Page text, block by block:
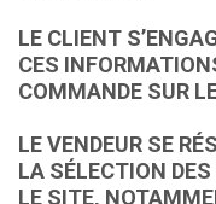
LE CLIENT
CES
COMMANDE SUR
LE VENDEUR SE
LA SÉLECTION
LE SITE,